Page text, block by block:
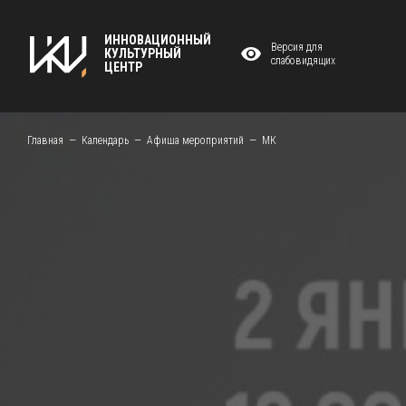
ИННОВАЦИОННЫЙ
КУЛЬТУРНЫЙ
ЦЕНТР
Версия для
слабовидящих
Главная Календарь Афиша мероприятий МК